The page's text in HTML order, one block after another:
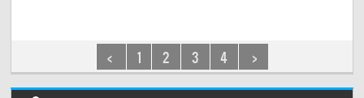
< 1 2 3 4 >